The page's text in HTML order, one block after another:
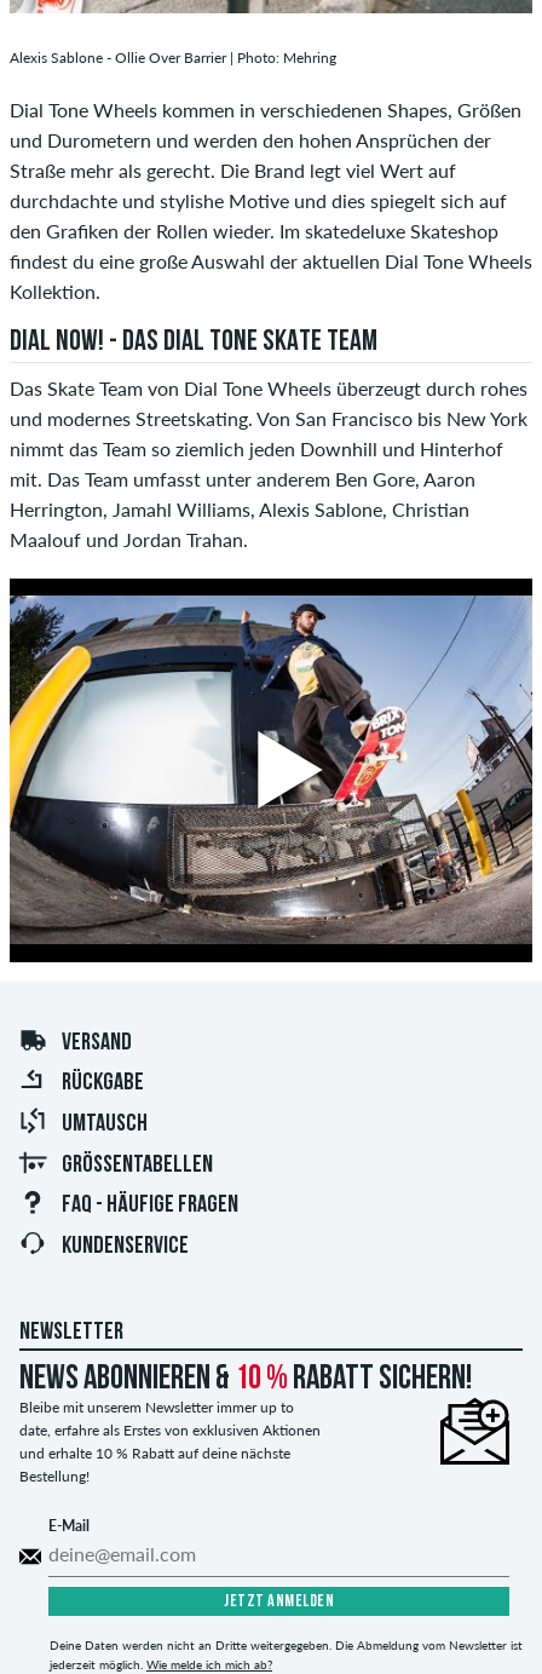
Alexis Sablone - Ollie Over Barrier | Photo: Mehring
Dial Tone Wheels kommen in verschiedenen Shapes, Größen
und Durometern und werden den hohen Ansprüchen der
Straße mehr als gerecht. Die Brand legt viel Wert auf
durchdachte und stylishe Motive und dies spiegelt sich auf
den Grafiken der Rollen wieder. Im skatedeluxe Skateshop
findest du eine große Auswahl der aktuellen Dial Tone Wheels
Kollektion.
DIAL NOW! - DAS DIAL TONE SKATE TEAM
Das Skate Team von Dial Tone Wheels überzeugt durch rohes
und modernes Streetskating. Von San Francisco bis New York
nimmt das Team so ziemlich jeden Downhill und Hinterhof
mit. Das Team umfasst unter anderem Ben Gore, Aaron
Herrington, Jamahl Williams, Alexis Sablone, Christian
Maalouf und Jordan Trahan.
VERSAND
RÜCKGABE
UMTAUSCH
GRÖSSENTABELLEN
FAQ - HÄUFIGE FRAGEN
KUNDENSERVICE
NEWSLETTER
News abonnieren & 10 % Rabatt sichern!
Bleibe mit unserem Newsletter immer up to
date, erfahre als Erstes von exklusiven Aktionen
und erhalte 10 % Rabatt auf deine nächste
Bestellung!
E-Mail
JETZT ANMELDEN
Deine Daten werden nicht an Dritte weitergegeben. Die Abmeldung vom Newsletter ist
jederzeit möglich. Wie melde ich mich ab?